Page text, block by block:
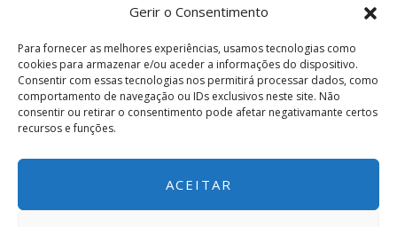
Gerir o Consentimento
Para fornecer as melhores experiências, usamos tecnologias como
cookies para armazenar e/ou aceder a informações do dispositivo.
Consentir com essas tecnologias nos permitirá processar dados, como
comportamento de navegação ou IDs exclusivos neste site. Não
consentir ou retirar o consentimento pode afetar negativamante certos
recursos e funções.
ACEITAR